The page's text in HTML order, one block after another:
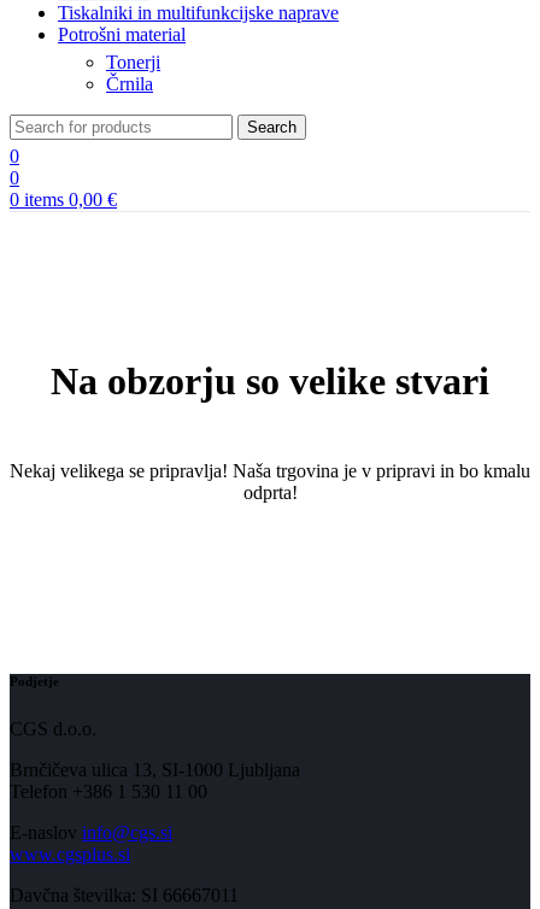
Tiskalniki in multifunkcijske naprave
Potrošni material
Tonerji
Črnila
Search
0
0
0 items 0,00 €
Na obzorju so velike stvari
Nekaj ​​velikega se pripravlja! Naša trgovina je v pripravi in ​​bo kmalu
odprta!
Podjetje
CGS d.o.o.
Brnčičeva ulica 13, SI-1000 Ljubljana
Telefon +386 1 530 11 00
E-naslov info@cgs.si
www.cgsplus.si
Davčna številka: SI 66667011